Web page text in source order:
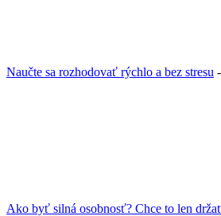
Naučte sa rozhodovať rýchlo a bez stresu
Ako byť silná osobnosť? Chce to len